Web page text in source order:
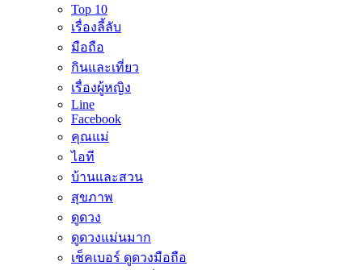
Top 10
เรื่องลี้ลับ
มือถือ
กินและเที่ยว
เรื่องผู้หญิง
Line
Facebook
คุณแม่
ไอที
บ้านและสวน
สุขภาพ
ดูดวง
ดูดวงแม่นมาก
เช็คเบอร์ ดูดวงมือถือ